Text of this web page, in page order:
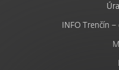
INFO Trenčín